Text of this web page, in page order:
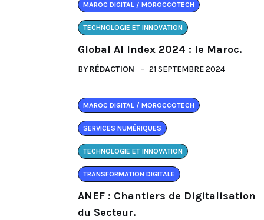
MAROC DIGITAL / MOROCCOTECH
TECHNOLOGIE ET INNOVATION
Global AI Index 2024 : le Maroc.
BY RÉDACTION 21 SEPTEMBRE 2024
MAROC DIGITAL / MOROCCOTECH
SERVICES NUMÉRIQUES
TECHNOLOGIE ET INNOVATION
TRANSFORMATION DIGITALE
ANEF : Chantiers de Digitalisation
du Secteur.